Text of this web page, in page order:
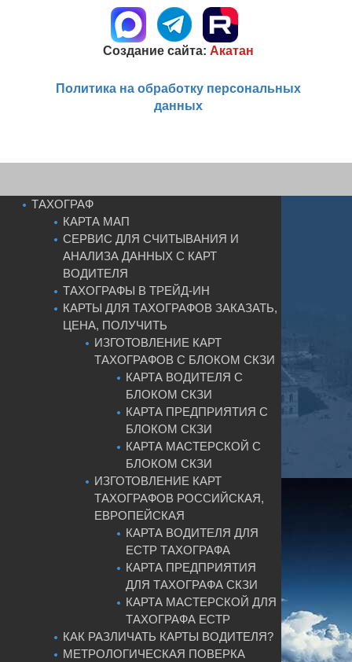
Создание сайта: Акатан
Политика на обработку персональных
данных
ТАХОГРАФ
КАРТА МАП
СЕРВИС ДЛЯ СЧИТЫВАНИЯ И
АНАЛИЗА ДАННЫХ С КАРТ
ВОДИТЕЛЯ
ТАХОГРАФЫ В ТРЕЙД-ИН
КАРТЫ ДЛЯ ТАХОГРАФОВ ЗАКАЗАТЬ,
ЦЕНА, ПОЛУЧИТЬ
ИЗГОТОВЛЕНИЕ КАРТ
ТАХОГРАФОВ С БЛОКОМ СКЗИ
КАРТА ВОДИТЕЛЯ С
БЛОКОМ СКЗИ
КАРТА ПРЕДПРИЯТИЯ С
БЛОКОМ СКЗИ
КАРТА МАСТЕРСКОЙ С
БЛОКОМ СКЗИ
ИЗГОТОВЛЕНИЕ КАРТ
ТАХОГРАФОВ РОССИЙСКАЯ,
ЕВРОПЕЙСКАЯ
КАРТА ВОДИТЕЛЯ ДЛЯ
ЕСТР ТАХОГРАФА
КАРТА ПРЕДПРИЯТИЯ
ДЛЯ ТАХОГРАФА СКЗИ
КАРТА МАСТЕРСКОЙ ДЛЯ
ТАХОГРАФА ЕСТР
КАК РАЗЛИЧАТЬ КАРТЫ ВОДИТЕЛЯ?
МЕТРОЛОГИЧЕСКАЯ ПОВЕРКА